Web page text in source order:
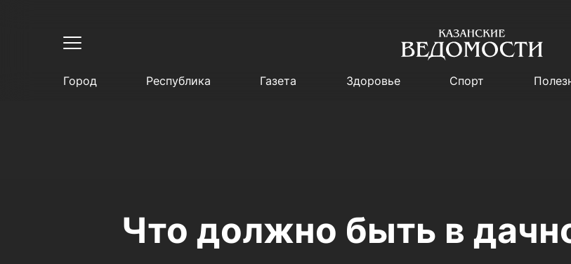
Город Республика Газета Здоровье Спорт
Что должно быть в